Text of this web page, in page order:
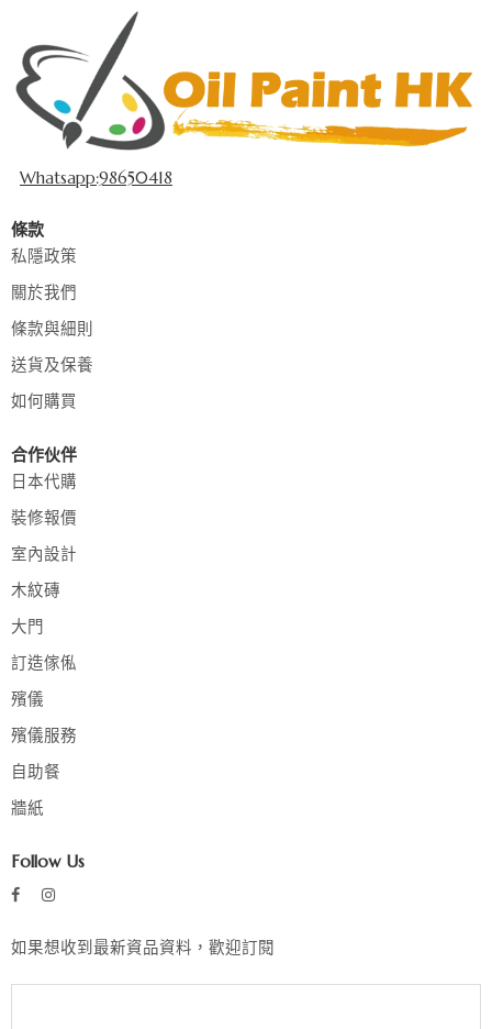
Whatsapp:98650418
條款
私隱政策
關於我們
條款與細則
送貨及保養
如何購買
合作伙伴
日本代購
裝修報價
室內設計
木紋磚
大門
訂造傢俬
殯儀
殯儀服務
自助餐
牆紙
Follow Us
如果想收到最新資品資料，歡迎訂閱